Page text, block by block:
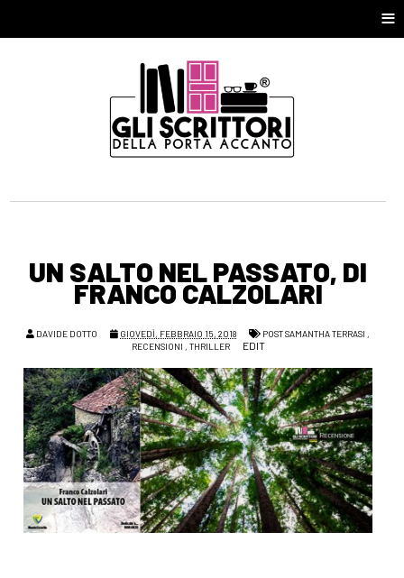
≡
UN SALTO NEL PASSATO, DI
FRANCO CALZOLARI
DAVIDE DOTTO GIOVEDÌ, FEBBRAIO 15, 2018 POST SAMANTHA TERRASI ,
RECENSIONI , THRILLER EDIT